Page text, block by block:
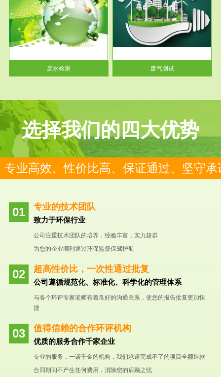
废水检测
废气测试
检测范围工业废气检测包括有机
废气和无机废气。有机废气主要
包括...
废气测试
选择我们的四大优势
专业高效、性价比高、保证通过、坚守承
专业的技术团队
致力于环保行业
公司注重技术团队的培养，经验丰富，实力超群
为您的企业顺利通过环保监督保驾护航
超高性价比，一次性通过批复
公司遵循规范化、标准化、科学化的管理体系
与各个环评专家老师有着良好的沟通关系，使您的报告批复更加快
捷
值得信赖的合作环评机构
优质的服务合作千家企业
专业的服务，一诺千金的机构，我们承诺完成不了的项目全额退款
合同期间不产生任何费用，消除您的后顾之忧